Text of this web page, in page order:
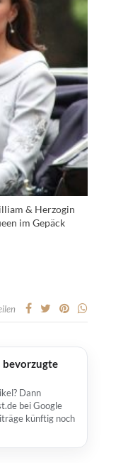
& Herzogin
im Gepäck
bevorzugte
Dann
bei Google
künftig noch